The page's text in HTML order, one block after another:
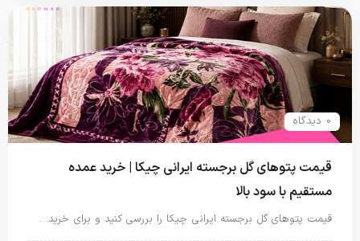
0 دیدگاه
قیمت پتوهای گل برجسته ایرانی چیکا | خرید عمده
مستقیم با سود بالا
قیمت پتوهای گل برجسته ایرانی چیکا را بررسی کنید و برای خرید…